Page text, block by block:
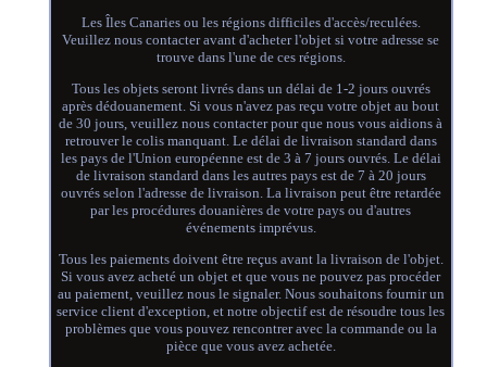
Les Îles Canaries ou les régions difficiles d'accès/reculées.
Veuillez nous contacter avant d'acheter l'objet si votre adresse se
trouve dans l'une de ces régions.
Tous les objets seront livrés dans un délai de 1-2 jours ouvrés
après dédouanement. Si vous n'avez pas reçu votre objet au bout
de 30 jours, veuillez nous contacter pour que nous vous aidions à
retrouver le colis manquant. Le délai de livraison standard dans
les pays de l'Union européenne est de 3 à 7 jours ouvrés. Le délai
de livraison standard dans les autres pays est de 7 à 20 jours
ouvrés selon l'adresse de livraison. La livraison peut être retardée
par les procédures douanières de votre pays ou d'autres
événements imprévus.
Tous les paiements doivent être reçus avant la livraison de l'objet.
Si vous avez acheté un objet et que vous ne pouvez pas procéder
au paiement, veuillez nous le signaler. Nous souhaitons fournir un
service client d'exception, et notre objectif est de résoudre tous les
problèmes que vous pouvez rencontrer avec la commande ou la
pièce que vous avez achetée.